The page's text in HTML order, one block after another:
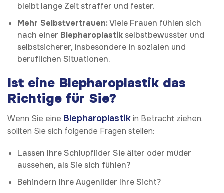
bleibt lange Zeit straffer und fester.
Mehr Selbstvertrauen:Viele Frauen fühlen sich
nach einer Blepharoplastik selbstbewusster und
selbstsicherer, insbesondere in sozialen und
beruflichen Situationen.
Ist eine Blepharoplastik das
Richtige für Sie?
Wenn Sie eine Blepharoplastikin Betracht ziehen,
sollten Sie sich folgende Fragen stellen:
Lassen Ihre Schlupflider Sie älter oder müder
aussehen, als Sie sich fühlen?
Behindern Ihre Augenlider Ihre Sicht?